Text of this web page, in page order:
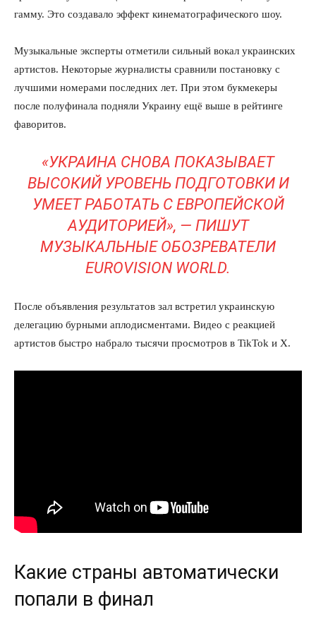
гамму. Это создавало эффект кинематографического шоу.
Музыкальные эксперты отметили сильный вокал украинских
артистов. Некоторые журналисты сравнили постановку с
лучшими номерами последних лет. При этом букмекеры
после полуфинала подняли Украину ещё выше в рейтинге
фаворитов.
«УКРАИНА СНОВА ПОКАЗЫВАЕТ
ВЫСОКИЙ УРОВЕНЬ ПОДГОТОВКИ И
УМЕЕТ РАБОТАТЬ С ЕВРОПЕЙСКОЙ
АУДИТОРИЕЙ», — ПИШУТ
МУЗЫКАЛЬНЫЕ ОБОЗРЕВАТЕЛИ
EUROVISION WORLD.
После объявления результатов зал встретил украинскую
делегацию бурными аплодисментами. Видео с реакцией
артистов быстро набрало тысячи просмотров в TikTok и X.
Какие страны автоматически
попали в финал